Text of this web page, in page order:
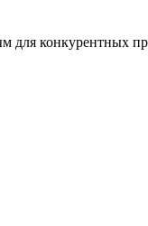
для конкурентных